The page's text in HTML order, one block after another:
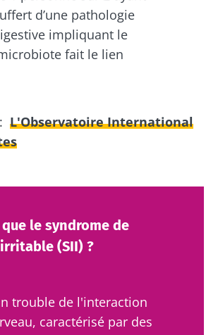
Existe-t-il un axe microbiote-
cerveau ?
possible de réguler le microbiote
en vue d'améliorer la santé
d’une pathologie
impliquant le
fait le lien
L'Observatoire International
le syndrome de
(SII) ?
trouble de l'interaction
caractérisé par des